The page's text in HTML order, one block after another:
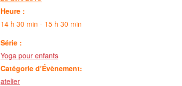
Heure :
14 h 30 min - 15 h 30 min
Série :
Yoga pour enfants
Catégorie d’Évènement:
atelier